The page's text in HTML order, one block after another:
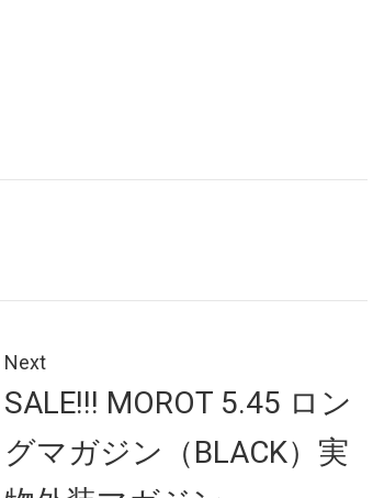
Next
Next
SALE!!! MOROT 5.45 ロン
グマガジン（BLACK）実